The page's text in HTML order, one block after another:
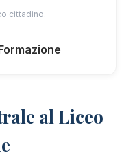
al Liceo
cittadino.